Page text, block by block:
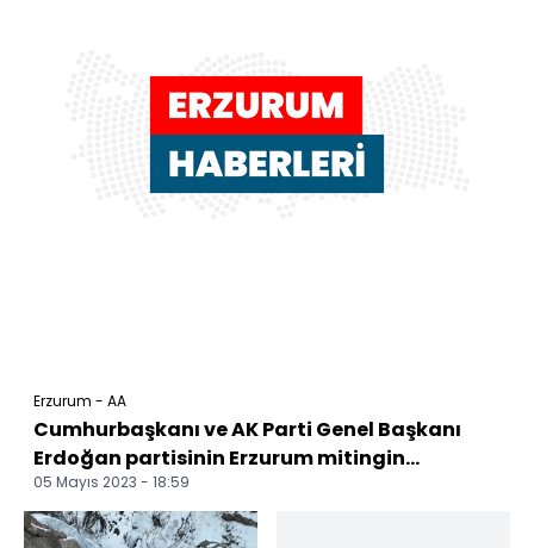
Erzurum - AA
Cumhurbaşkanı ve AK Parti Genel Başkanı
Erdoğan partisinin Erzurum mitingin...
05 Mayıs 2023 - 18:59